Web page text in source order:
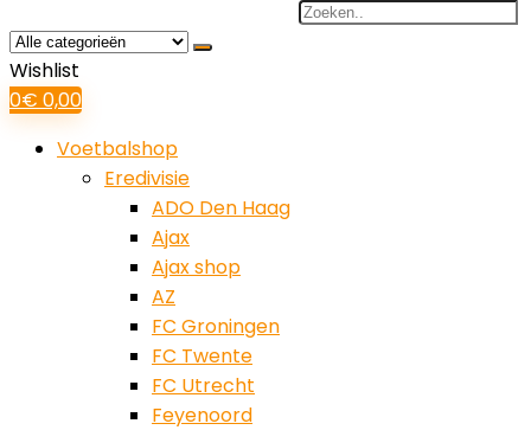
Search
Wishlist
0€ 0,00
Voetbalshop
Eredivisie
ADO Den Haag
Ajax
Ajax shop
AZ
FC Groningen
FC Twente
FC Utrecht
Feyenoord